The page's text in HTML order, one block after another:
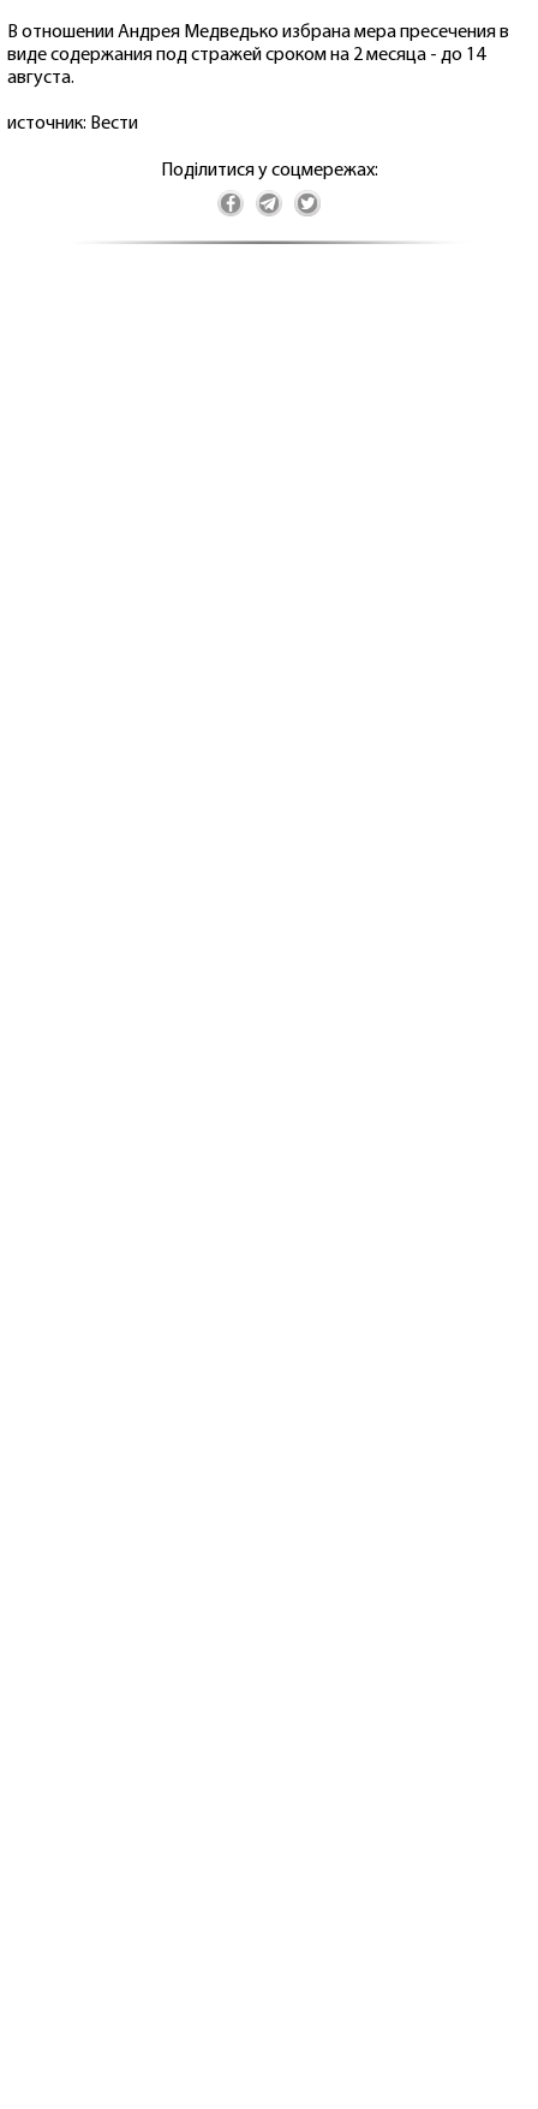
В отношении Андрея Медведько избрана мера пресечения в
виде содержания под стражей сроком на 2 месяца - до 14
августа.
источник: Вести
Поділитися у соцмережах: